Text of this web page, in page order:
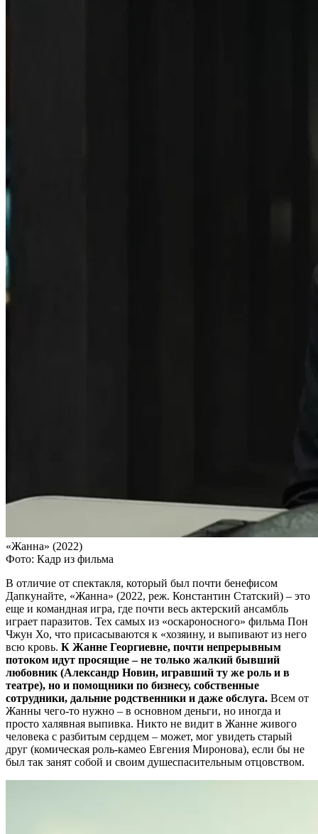
«Жанна» (2022)
Фото: Кадр из фильма
В отличие от спектакля, который был почти бенефисом
Дапкунайте, «Жанна» (2022, реж. Константин Статский) – это
еще и командная игра, где почти весь актерский ансамбль
играет паразитов. Тех самых из «оскароносного» фильма Пон
Чжун Хо, что присасываются к «хозяину, и выпивают из него
всю кровь. К Жанне Георгиевне, почти непрерывным
потоком идут просящие – не только жалкий бывший
любовник (Александр Новин, игравший ту же роль и в
театре), но и помощники по бизнесу, собственные
сотрудники, дальние родственники и даже обслуга. Всем от
Жанны чего-то нужно – в основном деньги, но иногда и
просто халявная выпивка. Никто не видит в Жанне живого
человека с разбитым сердцем – может, мог увидеть старый
друг (комическая роль-камео Евгения Миронова), если бы не
был так занят собой и своим душеспасительным отцовством.